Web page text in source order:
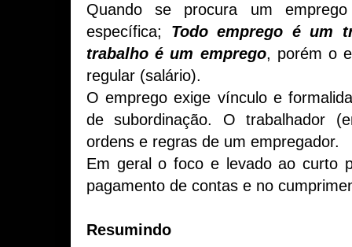
Quando se procura um
específica; Todo emprego é um
trabalho é um emprego, porém o
regular (salário).
O emprego exige vínculo e
de subordinação. O trabalhador
ordens e regras de um empregador.
Em geral o foco e levado ao curto
pagamento de contas e no
Resumindo